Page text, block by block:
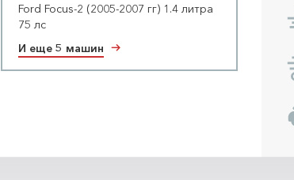
Ford Focus-2 (2005-2007 гг) 1.4 литра
75 лс
И еще 5 машин